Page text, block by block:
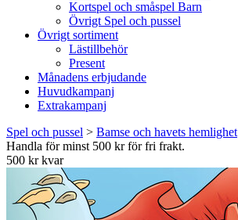
Kortspel och småspel Barn
Övrigt Spel och pussel
Övrigt sortiment
Lästillbehör
Present
Månadens erbjudande
Huvudkampanj
Extrakampanj
Spel och pussel > Bamse och havets hemlighet
Handla för minst 500 kr för fri frakt.
500 kr kvar